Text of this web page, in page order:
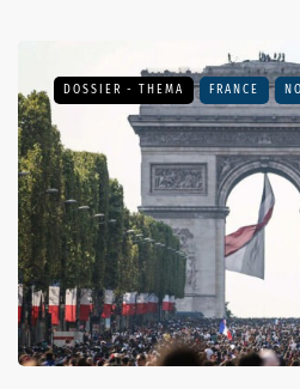
DOSSIER - THEMA FRANCE